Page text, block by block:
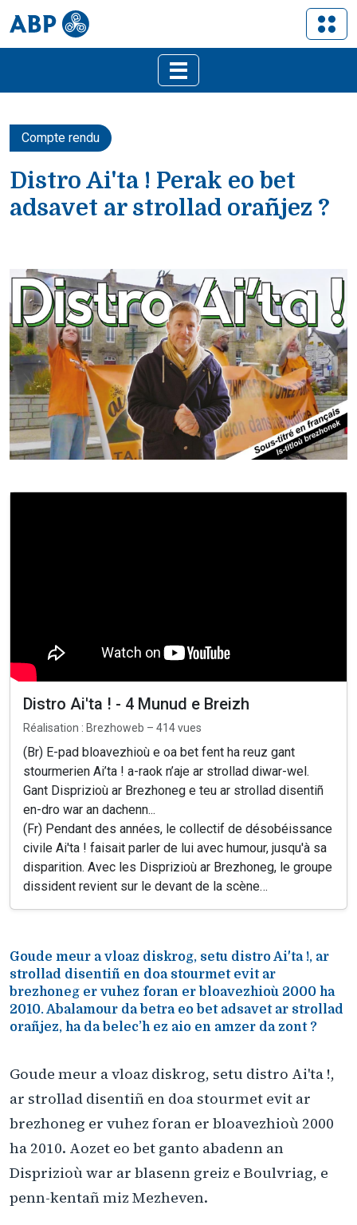
Compte rendu
Distro Ai'ta ! Perak eo bet
adsavet ar strollad orañjez ?
Distro Ai'ta ! - 4 Munud e Breizh
Réalisation : Brezhoweb – 414 vues
(Br) E-pad bloavezhioù e oa bet fent ha reuz gant
stourmerien Ai’ta ! a-raok n’aje ar strollad diwar-wel.
Gant Disprizioù ar Brezhoneg e teu ar strollad disentiñ
en-dro war an dachenn...
(Fr) Pendant des années, le collectif de désobéissance
civile Ai'ta ! faisait parler de lui avec humour, jusqu'à sa
disparition. Avec les Disprizioù ar Brezhoneg, le groupe
dissident revient sur le devant de la scène…
Goude meur a vloaz diskrog, setu distro Ai'ta !, ar
strollad disentiñ en doa stourmet evit ar
brezhoneg er vuhez foran er bloavezhioù 2000 ha
2010. Abalamour da betra eo bet adsavet ar strollad
orañjez, ha da belec’h ez aio en amzer da zont ?
Goude meur a vloaz diskrog, setu distro Ai'ta !,
ar strollad disentiñ en doa stourmet evit ar
brezhoneg er vuhez foran er bloavezhioù 2000
ha 2010. Aozet eo bet ganto abadenn an
Disprizioù war ar blasenn greiz e Boulvriag, e
penn-kentañ miz Mezheven.